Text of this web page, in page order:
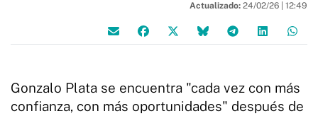
Actualizado: 24/02/26 | 12:49
Gonzalo Plata se encuentra "cada vez con más
confianza, con más oportunidades" después de